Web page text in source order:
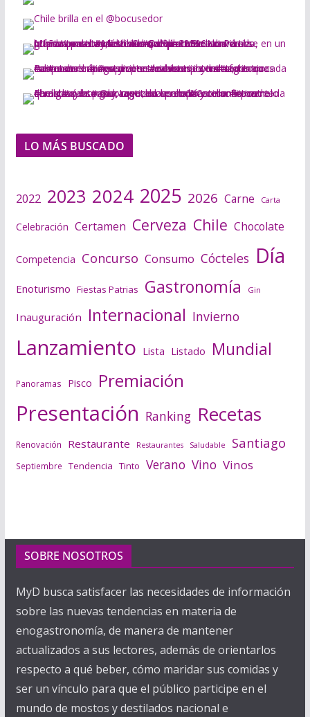
LO MÁS BUSCADO
2022 2023 2024 2025 2026 Carne Carta
Celebración Certamen Cerveza Chile Chocolate
Competencia Concurso Consumo Cócteles Día
Enoturismo Fiestas Patrias Gastronomía Gin
Inauguración Internacional Invierno
Lanzamiento Lista Listado Mundial
Panoramas Pisco Premiación
Presentación Ranking Recetas
Renovación Restaurante Restaurantes Saludable Santiago
Septiembre Tendencia Tinto Verano Vino Vinos
SOBRE NOSOTROS
MyD busca satisfacer las necesidades de información
sobre las nuevas tendencias en materia de
enogastronomía, de manera de mantener
actualizados a sus lectores, además de orientarlos
respecto a qué beber, cómo maridar sus comidas y
ser un vínculo para que el público participe en el
mundo de mostos y destilados nacional e